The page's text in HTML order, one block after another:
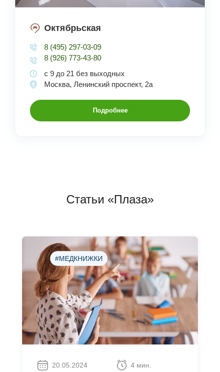
Октябрьская
8 (495) 297-03-09
8 (926) 773-43-80
с 9 до 21 без выходных
Москва, Ленинский проспект, 2а
Подробнее
Статьи «Плаза»
20.05.2024 4 мин.
#МЕДКНИЖКИ